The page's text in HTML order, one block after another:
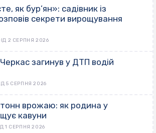
як бур’ян»: садівник із
секрети вирощування
2 СЕРПНЯ 2026
загинув у ДТП водій
5 СЕРПНЯ 2026
врожаю: як родина у
кавуни
1 СЕРПНЯ 2026